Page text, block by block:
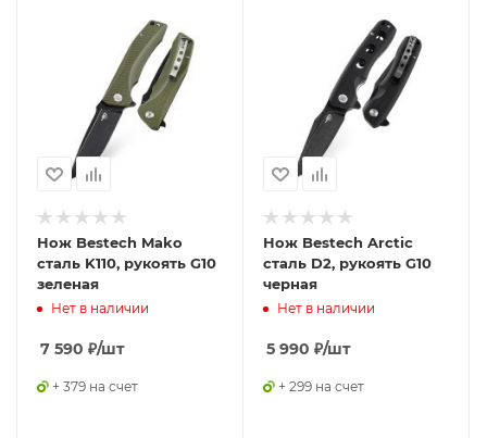
Нож Bestech Mako
сталь K110, рукоять G10
зеленая
Нет в наличии
7 590 ₽/шт
+ 379 на счет
Нож Bestech Arctic
сталь D2, рукоять G10
черная
Нет в наличии
5 990 ₽/шт
+ 299 на счет